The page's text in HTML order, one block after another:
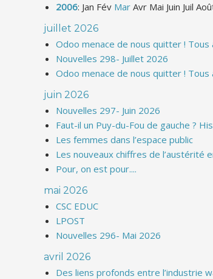
2006: Jan Fév Mar Avr Mai Juin Juil
juillet 2026
Odoo menace de nous quitter ! Tous
Nouvelles 298- Juillet 2026
Odoo menace de nous quitter ! Tous
juin 2026
Nouvelles 297- Juin 2026
Faut-il un Puy-du-Fou de gauche ?
Les femmes dans l’espace public
Les nouveaux chiffres de l’austérité
Pour, on est pour....
mai 2026
CSC EDUC
LPOST
Nouvelles 296- Mai 2026
avril 2026
Des liens profonds entre l’industrie